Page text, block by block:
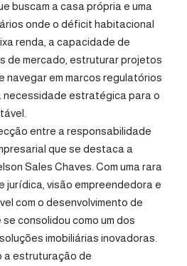
buscam a casa própria e uma
onde o déficit habitacional
renda, a capacidade de
de mercado, estruturar projetos
navegar em marcos regulatórios
necessidade estratégica para o
entre a responsabilidade
que se destaca a
Sales Chaves. Com uma rara
jurídica, visão empreendedora e
com o desenvolvimento de
consolidou como um dos
imobiliárias inovadoras.
a estruturação de